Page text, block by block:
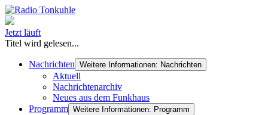
Jetzt läuft
Titel wird gelesen...
Nachrichten Weitere Informationen: Nachrichten
Aktuell
Nachrichtenarchiv
Neues aus dem Funkhaus
Programm Weitere Informationen: Programm